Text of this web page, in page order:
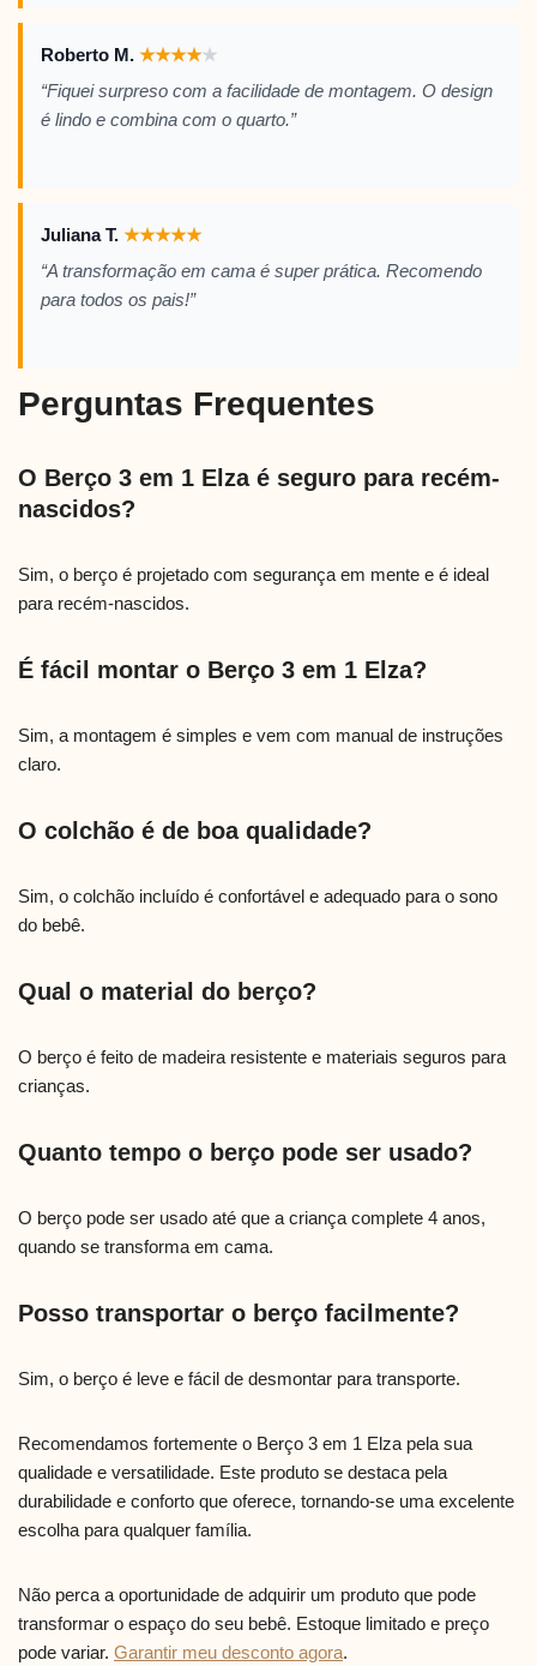
Roberto M. ★★★★★
“Fiquei surpreso com a facilidade de montagem. O design
é lindo e combina com o quarto.”
Juliana T. ★★★★★
“A transformação em cama é super prática. Recomendo
para todos os pais!”
Perguntas Frequentes
O Berço 3 em 1 Elza é seguro para recém-
nascidos?
Sim, o berço é projetado com segurança em mente e é ideal
para recém-nascidos.
É fácil montar o Berço 3 em 1 Elza?
Sim, a montagem é simples e vem com manual de instruções
claro.
O colchão é de boa qualidade?
Sim, o colchão incluído é confortável e adequado para o sono
do bebê.
Qual o material do berço?
O berço é feito de madeira resistente e materiais seguros para
crianças.
Quanto tempo o berço pode ser usado?
O berço pode ser usado até que a criança complete 4 anos,
quando se transforma em cama.
Posso transportar o berço facilmente?
Sim, o berço é leve e fácil de desmontar para transporte.
Recomendamos fortemente o Berço 3 em 1 Elza pela sua
qualidade e versatilidade. Este produto se destaca pela
durabilidade e conforto que oferece, tornando-se uma excelente
escolha para qualquer família.
Não perca a oportunidade de adquirir um produto que pode
transformar o espaço do seu bebê. Estoque limitado e preço
pode variar. Garantir meu desconto agora.